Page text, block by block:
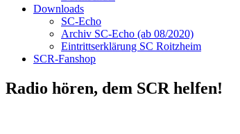
Downloads
SC-Echo
Archiv SC-Echo (ab 08/2020)
Eintrittserklärung SC Roitzheim
SCR-Fanshop
Radio hören, dem SCR helfen!